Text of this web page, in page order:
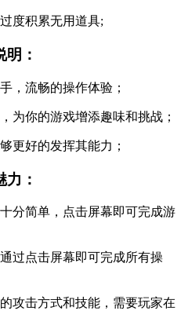
度积累无用道具;
：
流畅的操作体验；
你的游戏增添趣味和挑战；
好的发挥其能力；
：
简单，点击屏幕即可完成游
点击屏幕即可完成所有操
击方式和技能，需要玩家在